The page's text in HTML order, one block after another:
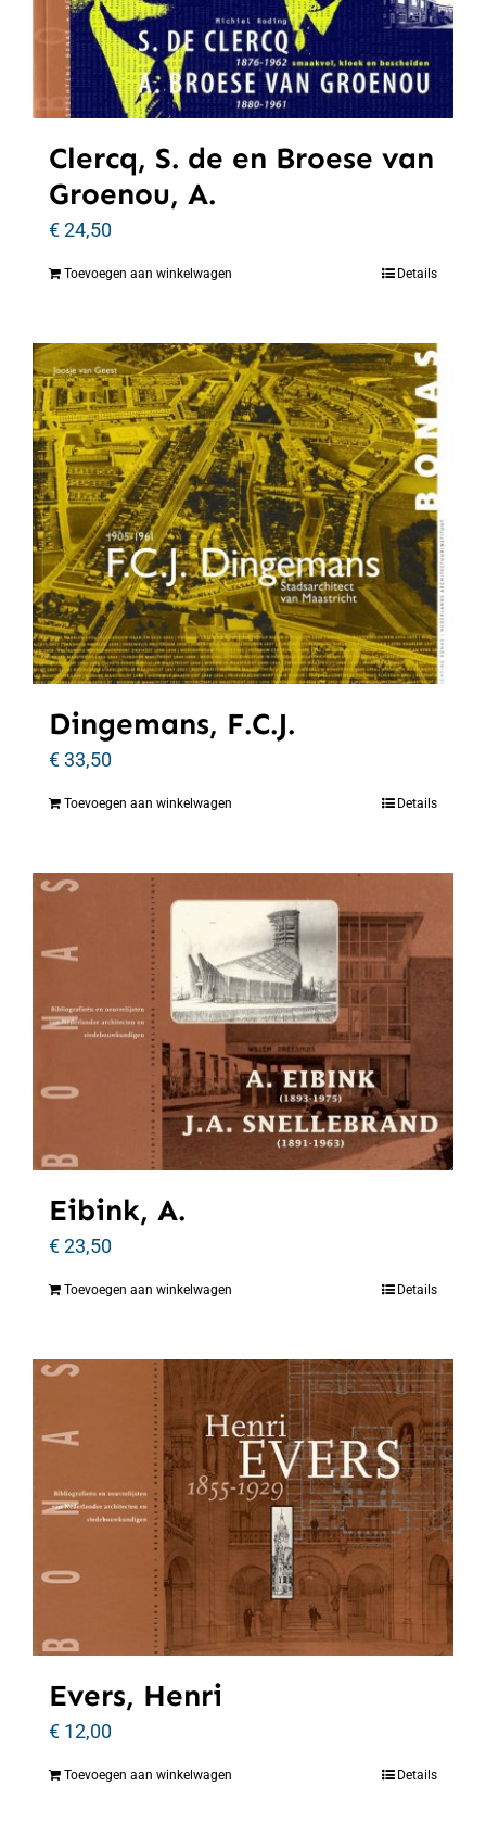
Clercq, S. de en Broese van
Groenou, A.
€24,50
Toevoegen aan winkelwagen Details
Dingemans, F.C.J.
€33,50
Toevoegen aan winkelwagen Details
Eibink, A.
€23,50
Toevoegen aan winkelwagen Details
Evers, Henri
€ 12,00
Toevoegen aan winkelwagen Details